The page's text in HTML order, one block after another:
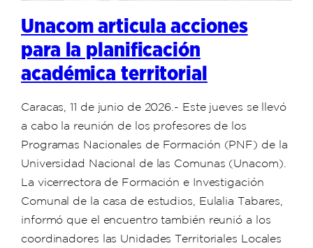
Unacom articula acciones
para la planificación
académica territorial
Caracas, 11 de junio de 2026.- Este jueves se llevó
a cabo la reunión de los profesores de los
Programas Nacionales de Formación (PNF) de la
Universidad Nacional de las Comunas (Unacom).
La vicerrectora de Formación e Investigación
Comunal de la casa de estudios, Eulalia Tabares,
informó que el encuentro también reunió a los
coordinadores las Unidades Territoriales Locales